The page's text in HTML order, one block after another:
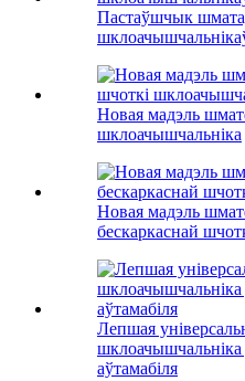
Пастаўшчык
Новая мадэль
шклоачышчальніка
Новая мадэль
бескаркаснай
Лепшая
шклоачышчальніка
аўтамабіля